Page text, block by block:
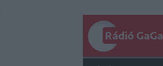
Rádió GaGa